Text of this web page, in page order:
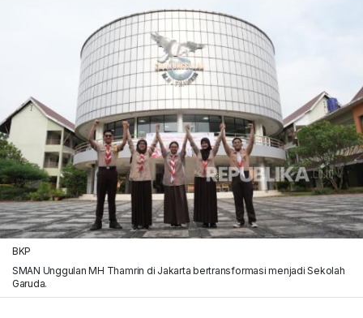
BKP
SMAN Unggulan MH Thamrin di Jakarta bertransformasi menjadi Sekolah
Garuda.